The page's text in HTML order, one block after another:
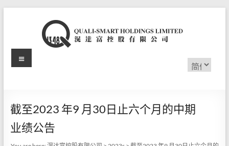
滉
富
控
股
选
择
Menu
截至2023 年9 月30日止六个月的中期
业绩公告